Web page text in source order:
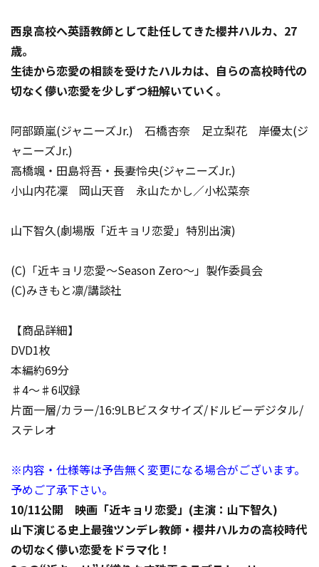
西泉高校へ英語教師として赴任してきた櫻井ハルカ、27
歳。
生徒から恋愛の相談を受けたハルカは、自らの高校時代の
切なく儚い恋愛を少しずつ紐解いていく――。
阿部顕嵐(ジャニーズJr.) 石橋杏奈 足立梨花 岸優太(ジ
ャニーズJr.)
高橋颯・田島将吾・長妻怜央(ジャニーズJr.)
小山内花凜 岡山天音 永山たかし／小松菜奈
山下智久(劇場版「近キョリ恋愛」特別出演)
(C)「近キョリ恋愛～Season Zero～」製作委員会
(C)みきもと凛/講談社
【商品詳細】
DVD1枚
本編約69分
♯4～♯6収録
片面一層/カラー/16:9LBビスタサイズ/ドルビーデジタル/
ステレオ
※内容・仕様等は予告無く変更になる場合がございます。
予めご了承下さい。
10/11公開 映画「近キョリ恋愛」(主演：山下智久)
山下演じる史上最強ツンデレ教師・櫻井ハルカの高校時代
の切なく儚い恋愛をドラマ化！